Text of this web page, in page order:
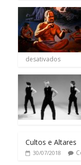
desativados
Cultos e Altares
30/07/2018